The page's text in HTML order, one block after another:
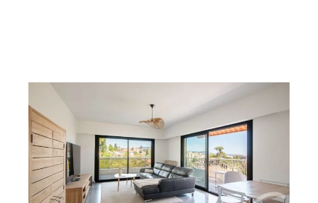
94,88 m
Ref : 595
Appartement F4 à vendre
670 000 €
Visiter le site dédié